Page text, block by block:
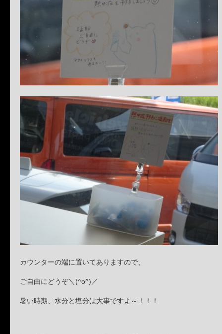
カウンターの端に置いてありますので、
ご自由にどうぞ＼(^o^)／
暑い時期、水分と塩分は大事ですよ～！！！